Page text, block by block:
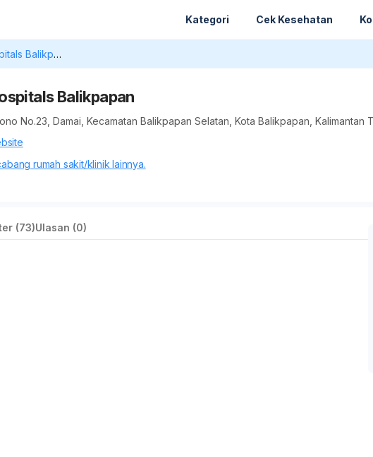
Kategori Cek Kesehatan
Siloam Hospitals Balikpapan
Balikpapan
No.23, Damai, Kecamatan Balikpapan Selatan, Kota Balikpapan, Kalimantan
rumah sakit/klinik lainnya.
(73)Ulasan (0)